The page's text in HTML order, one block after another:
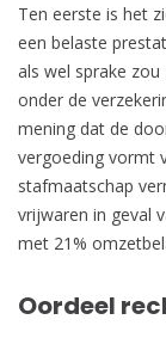
Ten eerste is het
een belaste
als wel sprake
onder de
mening dat de
vergoeding vormt
stafmaatschap
vrijwaren in geval
met 21%
Oordeel